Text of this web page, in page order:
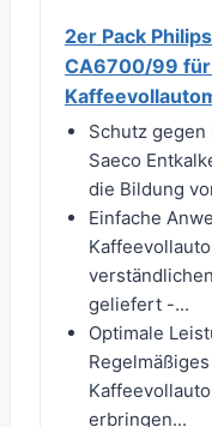
2er Pack
CA6700/99
Schutz gegen
Saeco
die Bildung
Einfache
geliefert -...
Optimale
erbringen...